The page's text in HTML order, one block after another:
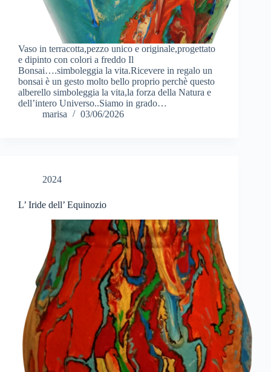
Vaso in terracotta,pezzo unico e originale,progettato
e dipinto con colori a freddo Il
Bonsai….simboleggia la vita.Ricevere in regalo un
bonsai è un gesto molto bello proprio perchè questo
alberello simboleggia la vita,la forza della Natura e
dell’intero Universo..Siamo in grado…
marisa
03/06/2026
2024
L’ Iride dell’ Equinozio